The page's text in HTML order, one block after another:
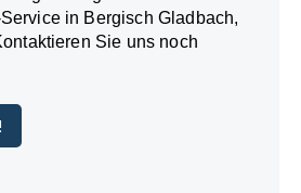
in Bergisch Gladbach,
Sie uns noch